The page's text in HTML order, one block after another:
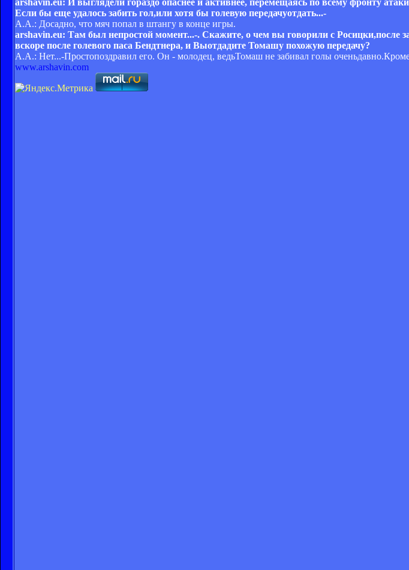
Если бы еще удалось забить гол,или хотя бы голевую передачуотдать...-
А.А.: Досадно, что мяч попал в штангу в конце игры.
arshavin.eu: Там был непростой момент...-. Скажите, о чем вы говорили с Росицки,после
вскоре после голевого паса Бендтнера, и Выотдадите Томашу похожую передачу?
А.А.: Нет...-Простопоздравил его. Он - молодец, ведьТомаш не забивал голы
www.arshavin.com